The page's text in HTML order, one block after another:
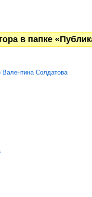
в папке
Валентина Солдатова